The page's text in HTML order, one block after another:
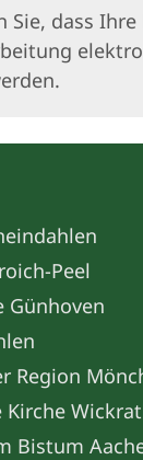
Sie, dass Ihre
Peel
Günhoven
Region
Kirche
Bistum